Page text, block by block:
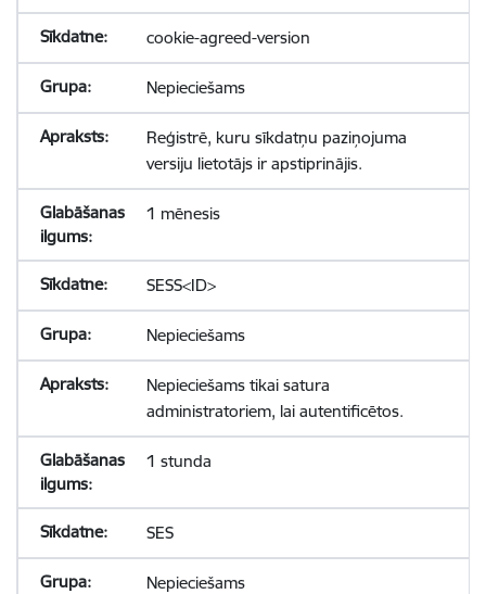
cookie-agreed-version
Nepieciešams
Reģistrē, kuru sīkdatņu paziņojuma
versiju lietotājs ir apstiprinājis.
1 mēnesis
SESS<ID>
Nepieciešams
Nepieciešams tikai satura
administratoriem, lai autentificētos.
1 stunda
SES
Nepieciešams